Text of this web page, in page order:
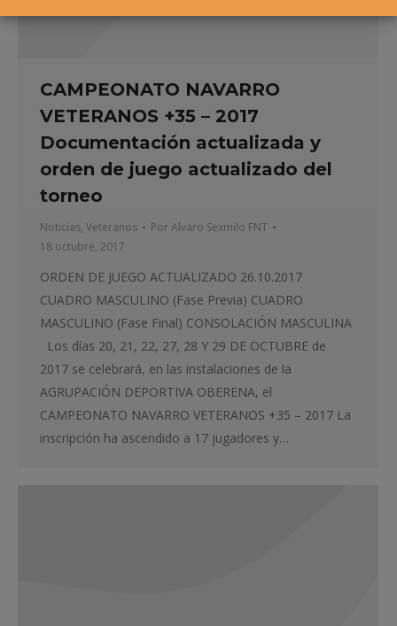
CAMPEONATO NAVARRO
VETERANOS +35 – 2017
Documentación actualizada y
orden de juego actualizado del
torneo
Noticias, Veteranos PorAlvaro Sexmilo FNT
18 octubre, 2017
ORDEN DE JUEGO ACTUALIZADO 26.10.2017
CUADRO MASCULINO (Fase Previa) CUADRO
MASCULINO (Fase Final) CONSOLACIÓN MASCULINA
Los días 20, 21, 22, 27, 28 Y 29 DE OCTUBRE de
2017 se celebrará, en las instalaciones de la
AGRUPACIÓN DEPORTIVA OBERENA, el
CAMPEONATO NAVARRO VETERANOS +35 – 2017 La
inscripción ha ascendido a 17 jugadores y…